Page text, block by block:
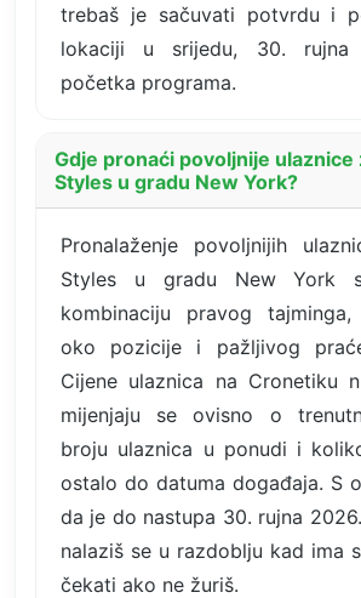
trebaš je sačuvati potvrdu i
lokaciji u srijedu, 30. rujna
početka programa.
Gdje pronaći povoljnije ulaznice
Styles u gradu New York?
Pronalaženje povoljnijih
Styles u gradu New York
kombinaciju pravog tajminga,
oko pozicije i pažljivog
Cijene ulaznica na Cronetiku
mijenjaju se ovisno o
broju ulaznica u ponudi i
ostalo do datuma događaja. S
da je do nastupa 30. rujna
nalaziš se u razdoblju kad ima
čekati ako ne žuriš.